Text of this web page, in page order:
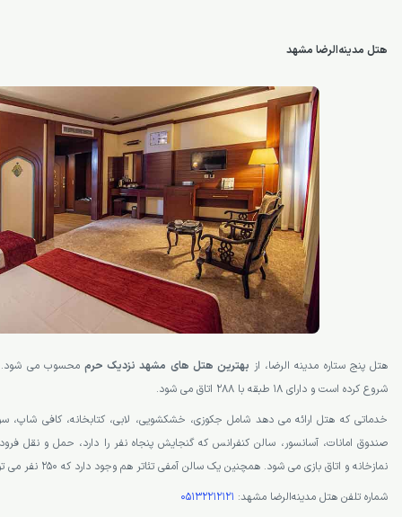
هتل مدینه‌الرضا مشهد
هتل پنج ستاره مدینه الرضا، از بهترین هتل های مشهد نزدیک حرم
شروع کرده است و دارای 18 طبقه با 288 اتاق می شود.
خدماتی که هتل ارائه می دهد شامل جکوزی، خشکشویی، لابی، کتابخانه، کافی
صندوق امانات، آسانسور، سالن کنفرانس که گنجایش پنجاه نفر را دارد، حمل و نقل
نمازخانه و اتاق بازی می شود. همچنین یک سالن آمفی تئاتر هم وجود دارد که 250 نفر می توانند از آن استفاده نمایند.
شماره تلفن هتل مدینه‌الرضا مشهد: 05132212121